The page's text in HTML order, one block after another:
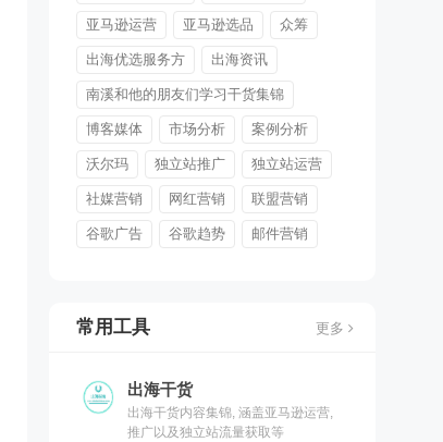
亚马逊运营 亚马逊选品 众筹
出海优选服务方 出海资讯
南溪和他的朋友们学习干货集锦
博客媒体 市场分析 案例分析
沃尔玛 独立站推广 独立站运营
社媒营销 网红营销 联盟营销
谷歌广告 谷歌趋势 邮件营销
常用工具 更多
出海干货
出海干货内容集锦, 涵盖亚马逊运营,
推广以及独立站流量获取等